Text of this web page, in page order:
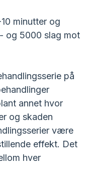
minutter og
og 5000 slag mot
på
annet hvor
og skaden
være
effekt. Det
hver